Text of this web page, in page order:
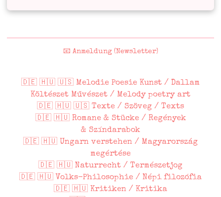
📧 Anmeldung (Newsletter)
🇩🇪 🇭🇺 🇺🇸 Melodie Poesie Kunst / Dallam
Költészet Művészet / Melody poetry art
🇩🇪 🇭🇺 🇺🇸 Texte / Szöveg / Texts
🇩🇪 🇭🇺 Romane & Stücke / Regények
& Színdarabok
🇩🇪 🇭🇺 Ungarn verstehen / Magyarország
megértése
🇩🇪 🇭🇺 Naturrecht / Természetjog
🇩🇪 🇭🇺 Volks-Philosophie / Népi filozófia
🇩🇪 🇭🇺 Kritiken / Kritika